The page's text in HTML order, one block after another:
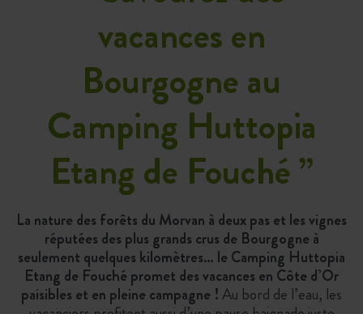
vacances en
Bourgogne au
Camping Huttopia
Etang de Fouché”
La nature des forêts du Morvan à deux pas et les vignes
réputées des plus grands crus de Bourgogne à
seulement quelques kilomètres… le Camping Huttopia
Etang de Fouché promet des vacances en Côte d’Or
paisibles et en pleine campagne !Au bord de l’eau, les